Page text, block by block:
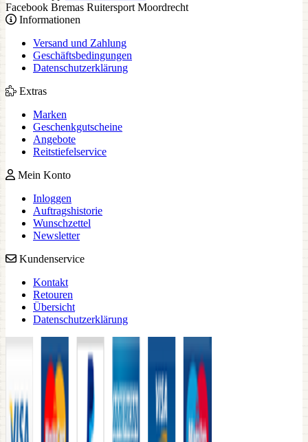
Facebook Bremas Ruitersport Moordrecht
Informationen
Versand und Zahlung
Geschäftsbedingungen
Datenschutzerklärung
Extras
Marken
Geschenkgutscheine
Angebote
Reitstiefelservice
Mein Konto
Inloggen
Auftragshistorie
Wunschzettel
Newsletter
Kundenservice
Kontakt
Retouren
Übersicht
Datenschutzerklärung